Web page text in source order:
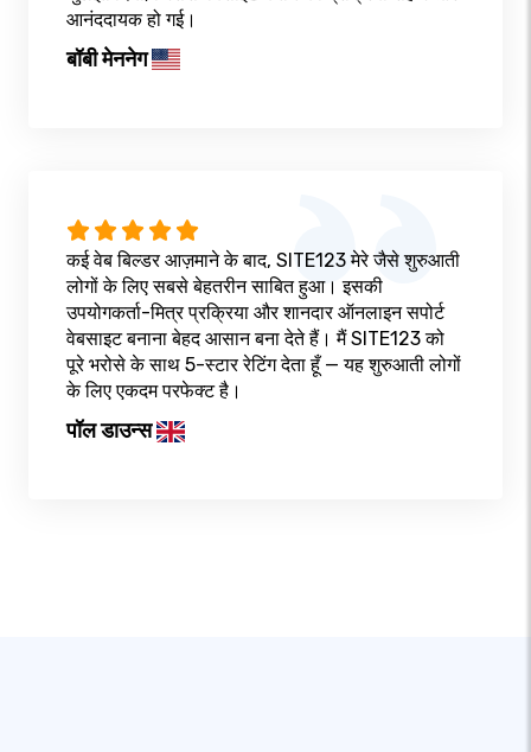
आनंददायक हो गई।
बॉबी मेननेग
कई वेब बिल्डर आज़माने के बाद, SITE123 मेरे जैसे शुरुआती
लोगों के लिए सबसे बेहतरीन साबित हुआ। इसकी
उपयोगकर्ता-मित्र प्रक्रिया और शानदार ऑनलाइन सपोर्ट
वेबसाइट बनाना बेहद आसान बना देते हैं। मैं SITE123 को
पूरे भरोसे के साथ 5-स्टार रेटिंग देता हूँ — यह शुरुआती लोगों
के लिए एकदम परफेक्ट है।
पॉल डाउन्स